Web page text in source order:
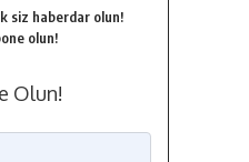
siz haberdar olun!
olun!
Olun!